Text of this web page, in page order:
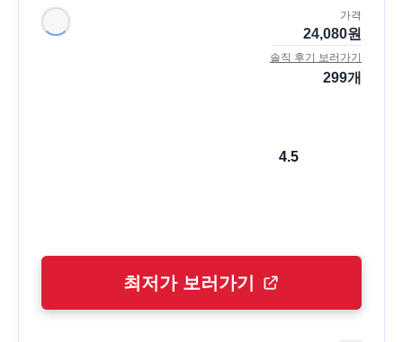
가격
24,080원
솔직 후기 보러가기
299개
4.5
최저가 보러가기